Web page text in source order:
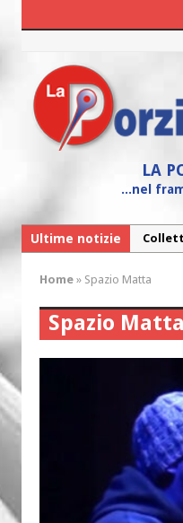
LA
...nel
Ultime notizie
Fine
Torna
è
vita”
Home » Spazio Matta
Spazio Matta